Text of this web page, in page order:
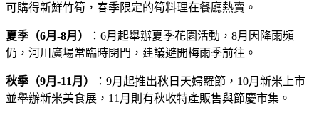
可購得新鮮竹筍，春季限定的筍料理在餐廳熱賣。
夏季（6月-8月）
：6月起舉辦夏季花園活動，8月因降雨頻
仍，河川廣場常臨時閉門，建議避開梅雨季前往。
秋季（9月-11月）
：9月起推出秋日天婦羅節，10月新米上市
並舉辦新米美食展，11月則有秋收特產販售與節慶市集。